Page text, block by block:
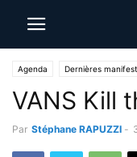
Agenda Dernières
VANS Kill
Par Stéphane RAPUZZI -